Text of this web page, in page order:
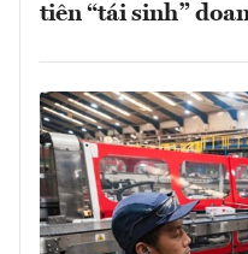
tiên “tái sinh”